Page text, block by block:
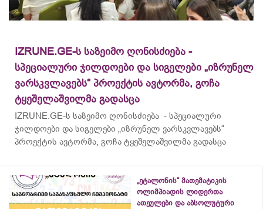
IZRUNE.GE-ს საზეიმო ღონისძიება -
სპეციალური ჯილდოები და სიგელები „იზრუნელ
ვარსკვლავებს“ პროექტის ავტორმა, გოჩა
ტყეშელაშვილმა გადასცა
IZRUNE.GE-ს საზეიმო ღონისძიება - სპეციალური
ჯილდოები და სიგელები „იზრუნელ ვარსკვლავებს“
პროექტის ავტორმა, გოჩა ტყეშელაშვილმა გადასცა
„ეტალონის“ მათემატიკის
ოლიმპიადის ლიდერთა
ათეულები და აბსოლუტური